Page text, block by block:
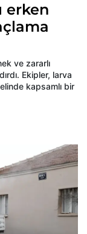
erken
ve zararlı
Ekipler, larva
kapsamlı bir